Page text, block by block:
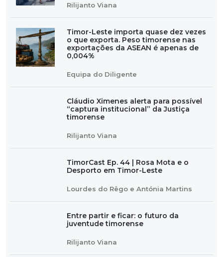
Rilijanto Viana
Timor-Leste importa quase dez vezes
o que exporta. Peso timorense nas
exportações da ASEAN é apenas de
0,004%
Equipa do Diligente
Cláudio Ximenes alerta para possível
“captura institucional” da Justiça
timorense
Rilijanto Viana
TimorCast Ep. 44 | Rosa Mota e o
Desporto em Timor-Leste
Lourdes do Rêgo e Antónia Martins
Entre partir e ficar: o futuro da
juventude timorense
Rilijanto Viana